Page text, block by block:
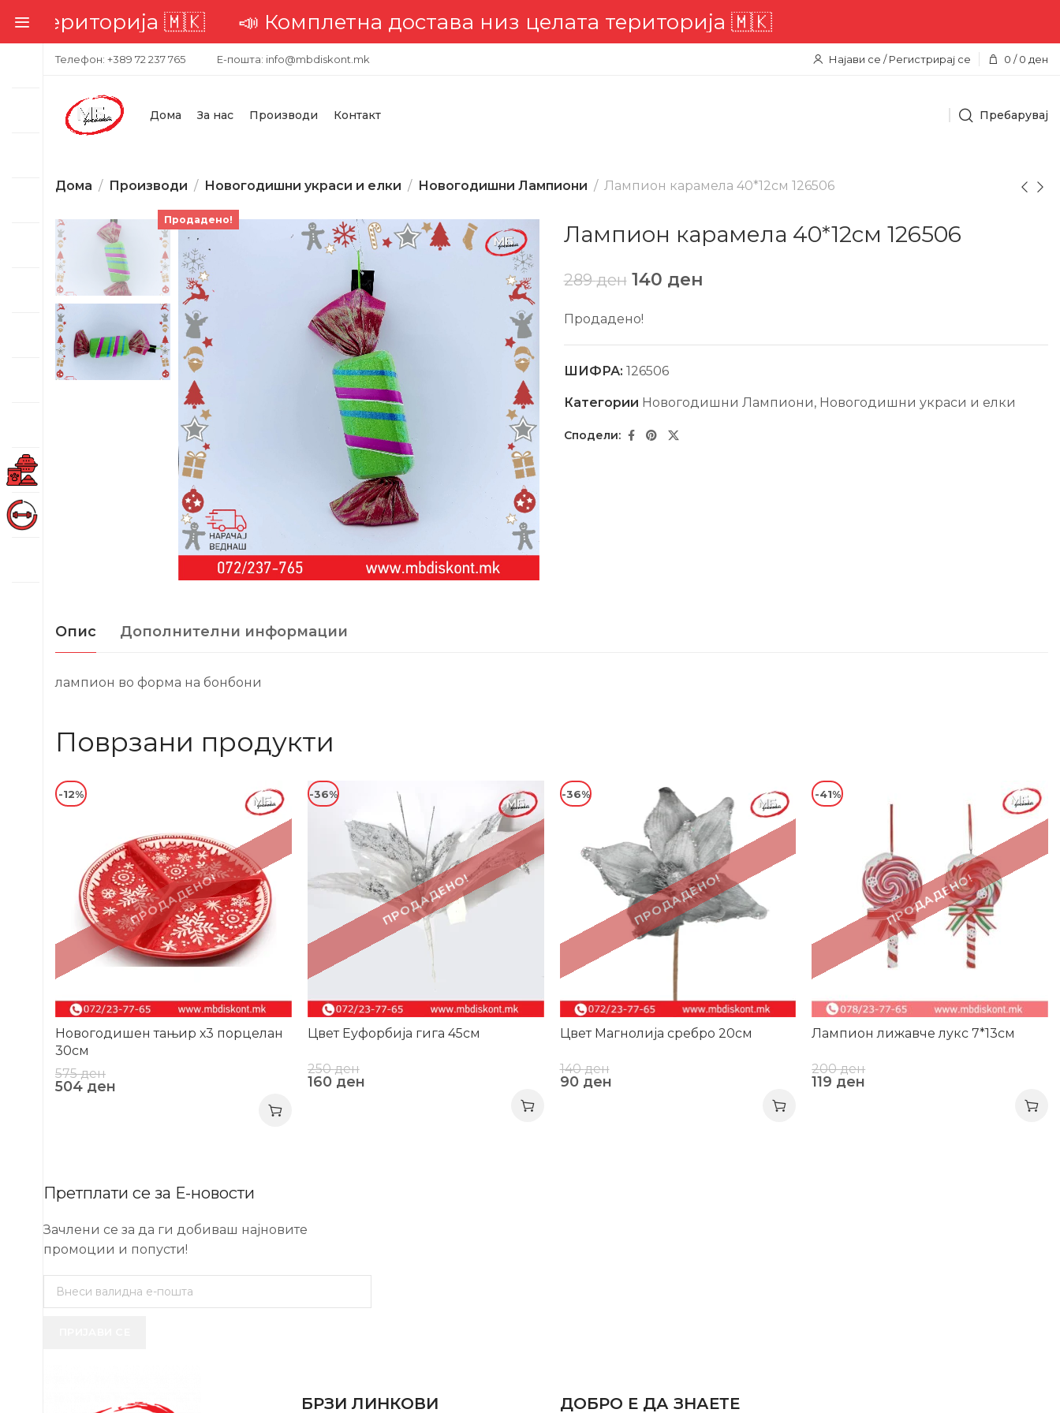
територија 🇲🇰📣 Комплетна достава низ целата територија 🇲🇰
Телефон: +389 72 237 765 Е-пошта: info@mbdiskont.mk Најави се / Регистрирај се 0 / 0 ден
Дома За нас Производи Контакт Пребарувај
Дома Производи Новогодишни украси и елки Новогодишни Лампиони Лампион карамела 40*12см 126506
-52%
Продадено!
Лампион карамела 40*12см 126506
289ден 140 ден
Продадено!
ШИФРА: 126506
Категории Новогодишни Лампиони, Новогодишни украси и елки
Опис Дополнителни информации
лампион во форма на бонбони
Поврзани продукти
ПРОДАДЕНО!
-12%
Новогодишен тањир х3 порцелан
30см
575ден
504 ден
ПРОДАДЕНО!
-36%
Цвет Еуфорбија гига 45см
250ден
160 ден
ПРОДАДЕНО!
-36%
Цвет Магнолија сребро 20см
140ден
90 ден
ПРОДАДЕНО!
-41%
Лампион лижавче лукс 7*13см
200ден
119 ден
Претплати се за Е-новости
Зачлени се за да ги добиваш најновите
промоции и попусти!
БРЗИ ЛИНКОВИ ДОБРО Е ДА ЗНАЕТЕ